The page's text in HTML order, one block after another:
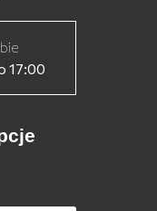
17:00